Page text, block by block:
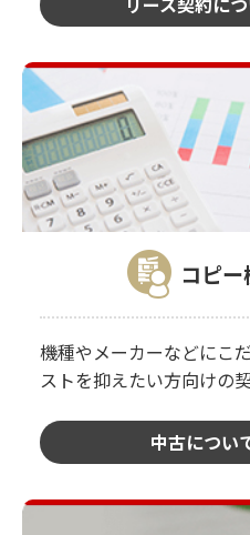
コピー
機種やメーカーなどにこ
ストを抑えたい方向けの
中古につい